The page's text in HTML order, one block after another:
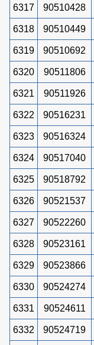
6317 90510428
6318 90510449
6319 90510692
6320 90511806
6321 90511926
6322 90516231
6323 90516324
6324 90517040
6325 90518792
6326 90521537
6327 90522260
6328 90523161
6329 90523866
6330 90524274
6331 90524611
6332 90524719